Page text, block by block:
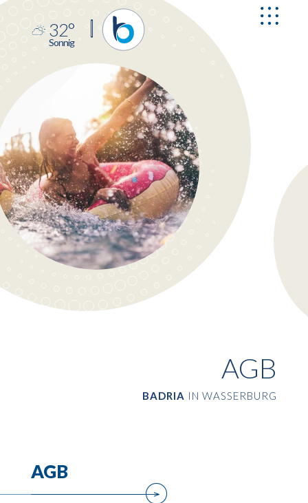
32°
Sonnig
AGB
BADRIA IN WASSERBURG
AGB